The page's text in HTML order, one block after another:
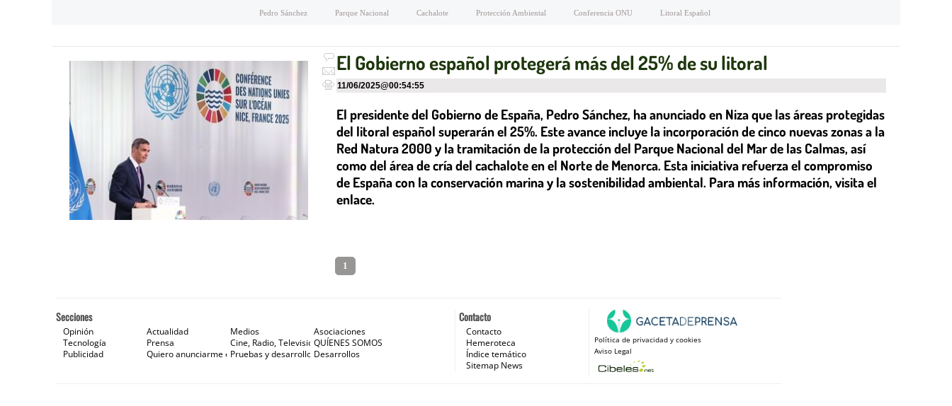
Pedro Sánchez Parque Nacional Cachalote Protección Ambiental Conferencia ONU Litoral Español
El Gobierno español protegerá más del 25% de su litoral
11/06/2025@00:54:55
El presidente del Gobierno de España, Pedro Sánchez, ha anunciado en Niza que las áreas protegidas
del litoral español superarán el 25%. Este avance incluye la incorporación de cinco nuevas zonas a la
Red Natura 2000 y la tramitación de la protección del Parque Nacional del Mar de las Calmas, así
como del área de cría del cachalote en el Norte de Menorca. Esta iniciativa refuerza el compromiso
de España con la conservación marina y la sostenibilidad ambiental. Para más información, visita el
enlace.
1
Contacto
Contacto
Hemeroteca
Índice temático
Sitemap News
Política de privacidad y cookies
Aviso Legal
Secciones
Opinión Actualidad Medios
Asociaciones
Tecnología
Prensa Cine, Radio, Televisión e Internet
QUÍENES SOMOS
Publicidad
Quiero anunciarme en Gaceta de Prensa
Pruebas y desarrollosDesarrollos